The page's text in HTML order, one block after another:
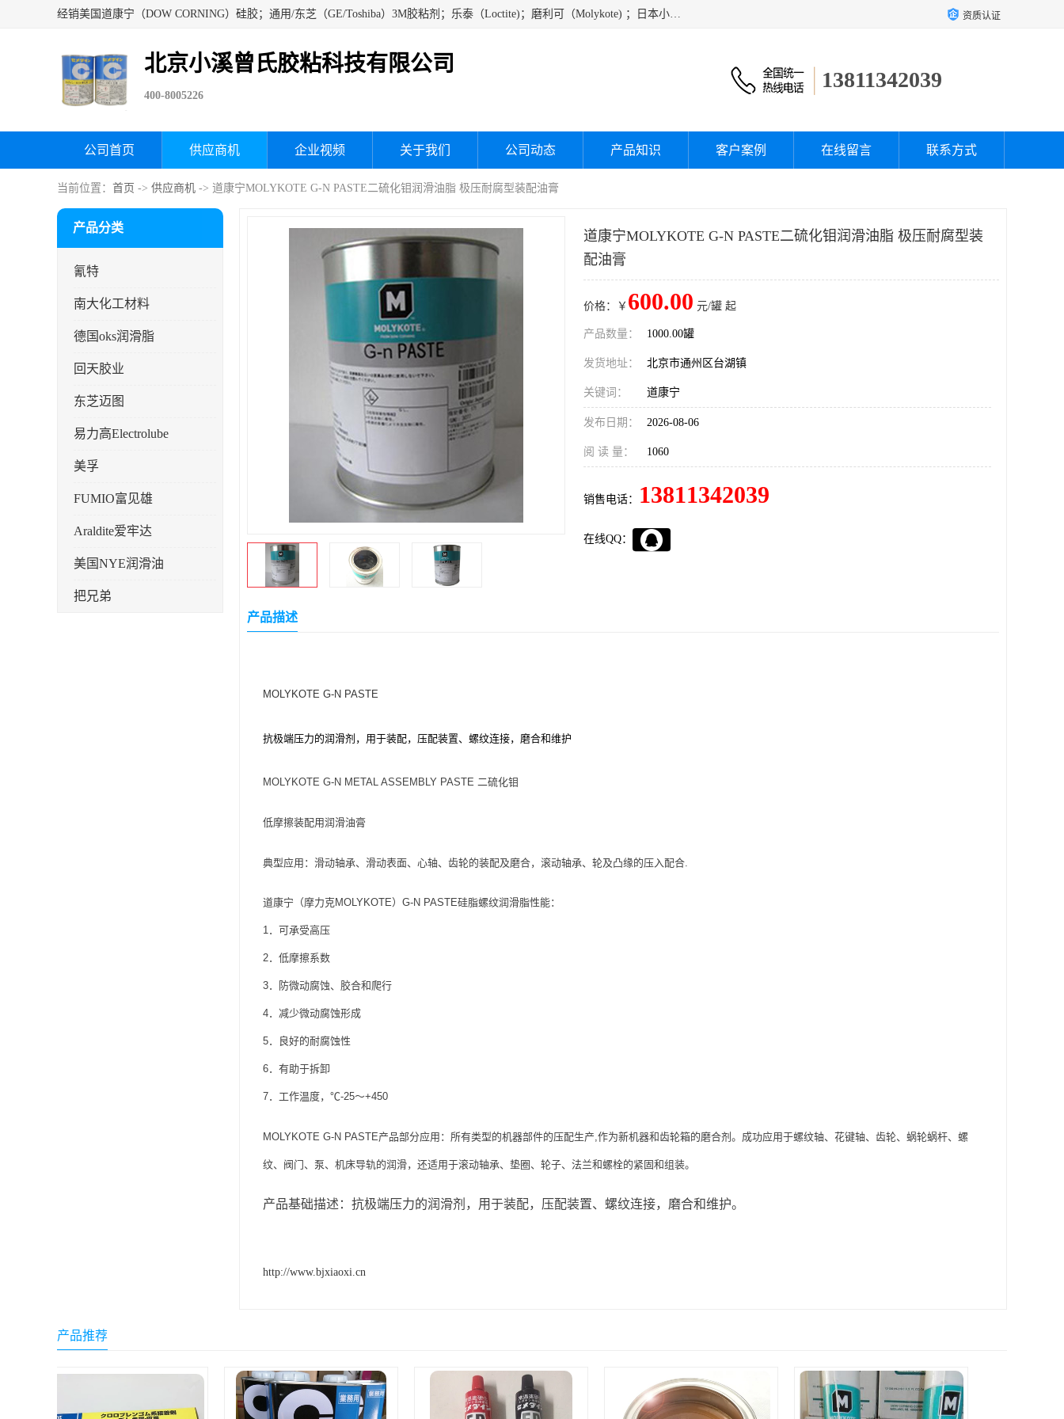
经销美国道康宁（DOW CORNING）硅胶；通用/东芝（GE/Toshiba）3M胶粘剂；乐泰（Loctite)；磨利可（Molykote) ；日本小西（KONISHI）硅胶；施敏打硬,硅胶；信越 产品；关东化成防潮披腹胶 ；三键；索尼；韩国Diabond，等各种电子电机电器进口硅胶产品、硅脂、硅油，经销美国道康宁（DOW CORNING）硅胶等 资质认证
北京小溪曾氏胶粘科技有限公司
400-8005226
13811342039
公司首页 供应商机 企业视频 关于我们 公司动态 产品知识 客户案例 在线留言 联系方式
当前位置： 首页 -> 供应商机 -> 道康宁MOLYKOTE G-N PASTE二硫化钼润滑油脂 极压耐腐型装配油膏
产品分类
氰特
南大化工材料
德国oks润滑脂
回天胶业
东芝迈图
易力高Electrolube
美孚
FUMIO富见雄
Araldite爱牢达
美国NYE润滑油
把兄弟
美国氰特CTTEC
Sankol(岸本)
乐泰 Loctite
道康宁MOLYKOTE G-N PASTE二硫化钼润滑油脂 极压耐腐型装
配油膏
价格：￥ 600.00 元/罐 起
产品数量： 1000.00罐
发货地址： 北京市通州区台湖镇
关键词： 道康宁
发布日期： 2026-08-06
阅 读 量： 1060
销售电话： 13811342039
在线QQ：
产品描述
MOLYKOTE G-N PASTE
抗极端压力的润滑剂，用于装配，压配装置、螺纹连接，磨合和维护
MOLYKOTE G-N METAL ASSEMBLY PASTE 二硫化钼
低摩擦装配用润滑油膏
典型应用：滑动轴承、滑动表面、心轴、齿轮的装配及磨合，滚动轴承、轮及凸缘的压入配合.
道康宁（摩力克MOLYKOTE）G-N PASTE硅脂螺纹润滑脂性能：
1．可承受高压
2．低摩擦系数
3．防微动腐蚀、胶合和爬行
4．减少微动腐蚀形成
5．良好的耐腐蚀性
6．有助于拆卸
7．工作温度，℃-25～+450
MOLYKOTE G-N PASTE产品部分应用：所有类型的机器部件的压配生产,作为新机器和齿轮箱的磨合剂。成功应用于螺纹轴、花键轴、齿轮、蜗轮蜗杆、螺
纹、阀门、泵、机床导轨的润滑，还适用于滚动轴承、垫圈、轮子、法兰和螺栓的紧固和组装。
产品基础描述：抗极端压力的润滑剂，用于装配，压配装置、螺纹连接，磨合和维护。
http://www.bjxiaoxi.cn
产品推荐